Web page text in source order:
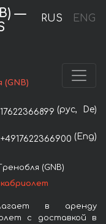
RUS ENG
—
(рус, De)
+4917622366900 (Eng)
(GNB)
в аренду
с доставкой в